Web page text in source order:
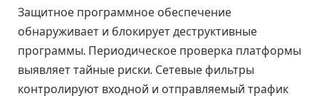
Защитное программное обеспечение
обнаруживает и блокирует деструктивные
программы. Периодическое проверка платформы
выявляет тайные риски. Сетевые фильтры
контролируют входной и отправляемый трафик